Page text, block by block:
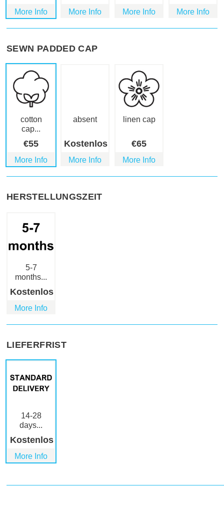
More Info More Info More Info More Info
SEWN PADDED CAP
cotton
cap...
€55
More Info
absent
Kostenlos
More Info
linen cap
€65
More Info
HERSTELLUNGSZEIT
5-7
months...
Kostenlos
More Info
LIEFERFRIST
14-28
days...
Kostenlos
More Info